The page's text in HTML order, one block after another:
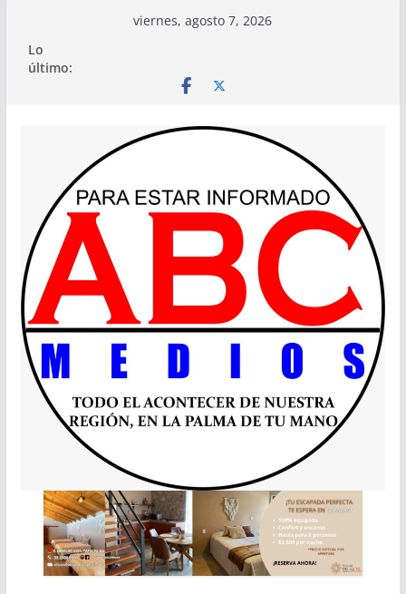
contenido
viernes, agosto 7, 2026
Lo
último: